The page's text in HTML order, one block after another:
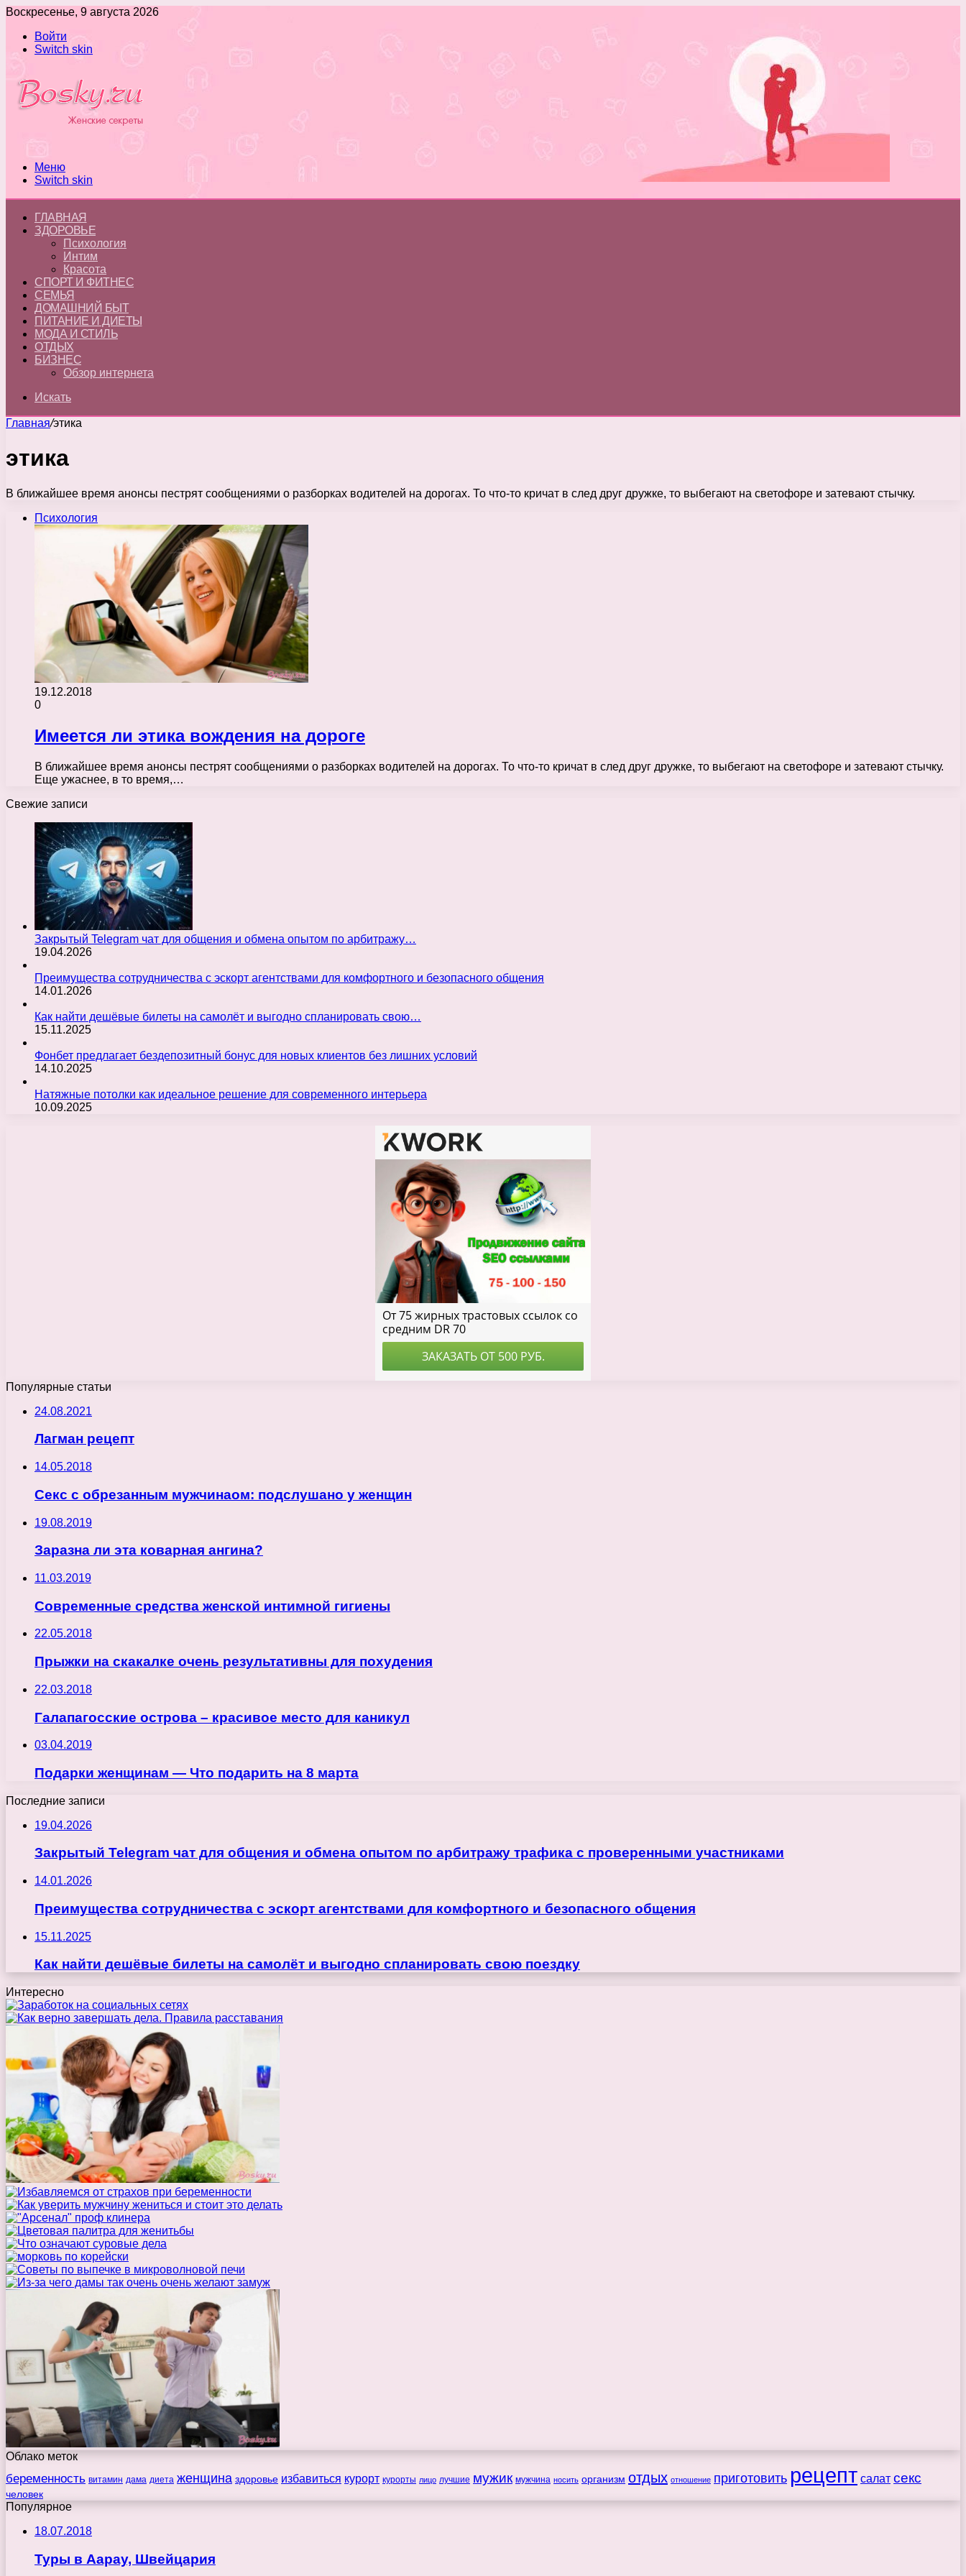
Воскресенье, 9 августа 2026
Войти
Switch skin
Меню
Switch skin
ГЛАВНАЯ
ЗДОРОВЬЕ
Психология
Интим
Красота
СПОРТ И ФИТНЕС
СЕМЬЯ
ДОМАШНИЙ БЫТ
ПИТАНИЕ И ДИЕТЫ
МОДА И СТИЛЬ
ОТДЫХ
БИЗНЕС
Обзор интернета
Искать
Главная/этика
этика
В ближайшее время анонсы пестрят сообщениями о разборках водителей на дорогах. То что-то кричат в след друг дружке, то выбегают на светофоре и затевают стычку.
Психология
19.12.2018
0
Имеется ли этика вождения на дороге
В ближайшее время анонсы пестрят сообщениями о разборках водителей на дорогах. То что-то кричат в след друг дружке, то выбегают на светофоре и затевают стычку.
Еще ужаснее, в то время,…
Свежие записи
Закрытый Telegram чат для общения и обмена опытом по арбитражу…
19.04.2026
Преимущества сотрудничества с эскорт агентствами для комфортного и безопасного общения
14.01.2026
Как найти дешёвые билеты на самолёт и выгодно спланировать свою…
15.11.2025
Фонбет предлагает бездепозитный бонус для новых клиентов без лишних условий
14.10.2025
Натяжные потолки как идеальное решение для современного интерьера
10.09.2025
Популярные статьи
24.08.2021
Лагман рецепт
14.05.2018
Секс с обрезанным мужчинаом: подслушано у женщин
19.08.2019
Заразна ли эта коварная ангина?
11.03.2019
Современные средства женской интимной гигиены
22.05.2018
Прыжки на скакалке очень результативны для похудения
22.03.2018
Галапагосские острова – красивое место для каникул
03.04.2019
Подарки женщинам — Что подарить на 8 марта
Последние записи
19.04.2026
Закрытый Telegram чат для общения и обмена опытом по арбитражу трафика с проверенными участниками
14.01.2026
Преимущества сотрудничества с эскорт агентствами для комфортного и безопасного общения
15.11.2025
Как найти дешёвые билеты на самолёт и выгодно спланировать свою поездку
Интересно
Облако меток
беременность витамин дама диета женщина здоровье избавиться курорт курорты лицо лучшие мужик мужчина носить организм отдых отношение приготовить рецепт салат секс
человек
Популярное
18.07.2018
Туры в Аарау, Швейцария